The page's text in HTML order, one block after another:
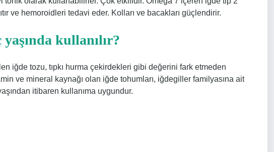
ve hemoroidleri tedavi eder. Kolları ve bacakları güçlendirir.
kullanılır?
iğde tozu, tıpkı hurma çekirdekleri gibi değerini fark etmeden
ve mineral kaynağı olan iğde tohumları, iğdegiller familyasına ait
itibaren kullanıma uygundur.